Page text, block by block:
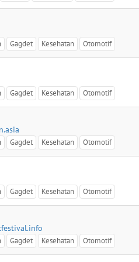
Gagdet Kesehatan Otomotif
Gagdet Kesehatan Otomotif
Gagdet Kesehatan Otomotif
Gagdet Kesehatan Otomotif
Gagdet Kesehatan Otomotif